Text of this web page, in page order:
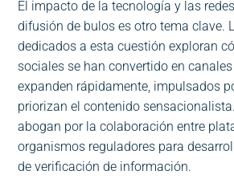
El impacto de la tecnología y las
difusión de bulos es otro tema clave.
dedicados a esta cuestión exploran
sociales se han convertido en
expanden rápidamente, impulsados
priorizan el contenido
abogan por la colaboración entre
organismos reguladores para
de verificación de información.